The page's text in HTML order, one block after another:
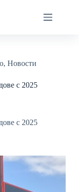
, Новости
с 2025
с 2025